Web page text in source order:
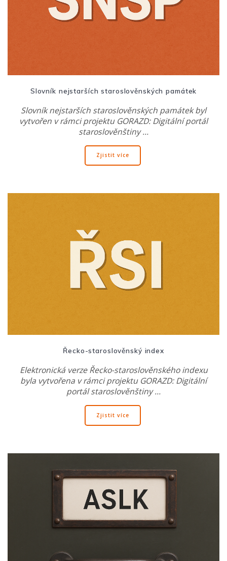
Slovník nejstarších staroslověnských památek
Slovník nejstarších staroslověnských památek byl
vytvořen v rámci projektu GORAZD: Digitální portál
staroslověnštiny …
Zjistit více
Řecko-staroslověnský index
Elektronická verze Řecko-staroslověnského indexu
byla vytvořena v rámci projektu GORAZD: Digitální
portál staroslověnštiny …
Zjistit více